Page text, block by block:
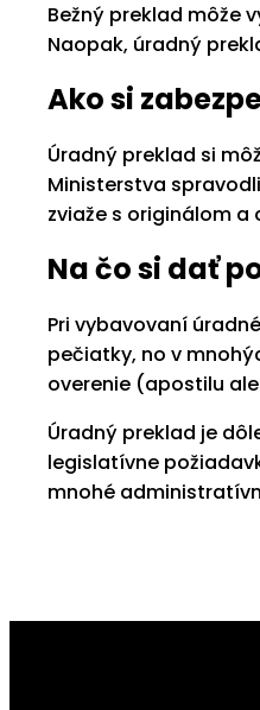
Bežný preklad môže
Naopak, úradný
Ako si
Úradný preklad si
Ministerstva
zviaže s originálom
Na čo si dať
Pri vybavovaní
pečiatky, no v
overenie (apostilu
Úradný preklad je
legislatívne
mnohé